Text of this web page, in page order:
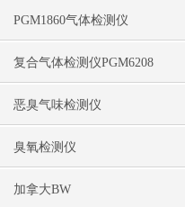
PGM1860气体检测仪
复合气体检测仪PGM6208
恶臭气味检测仪
臭氧检测仪
加拿大BW